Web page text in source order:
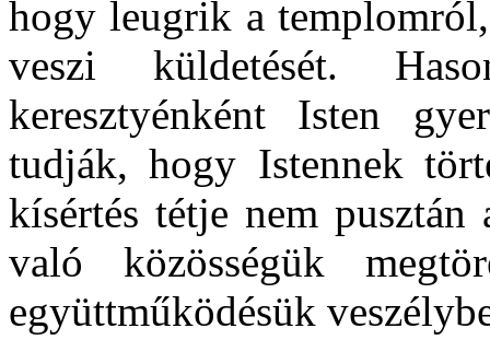
hogy leugrik a
veszi küldetését.
keresztyénként Isten
tudják, hogy Istennek
kísértés tétje nem
való közösségük
együttműködésük